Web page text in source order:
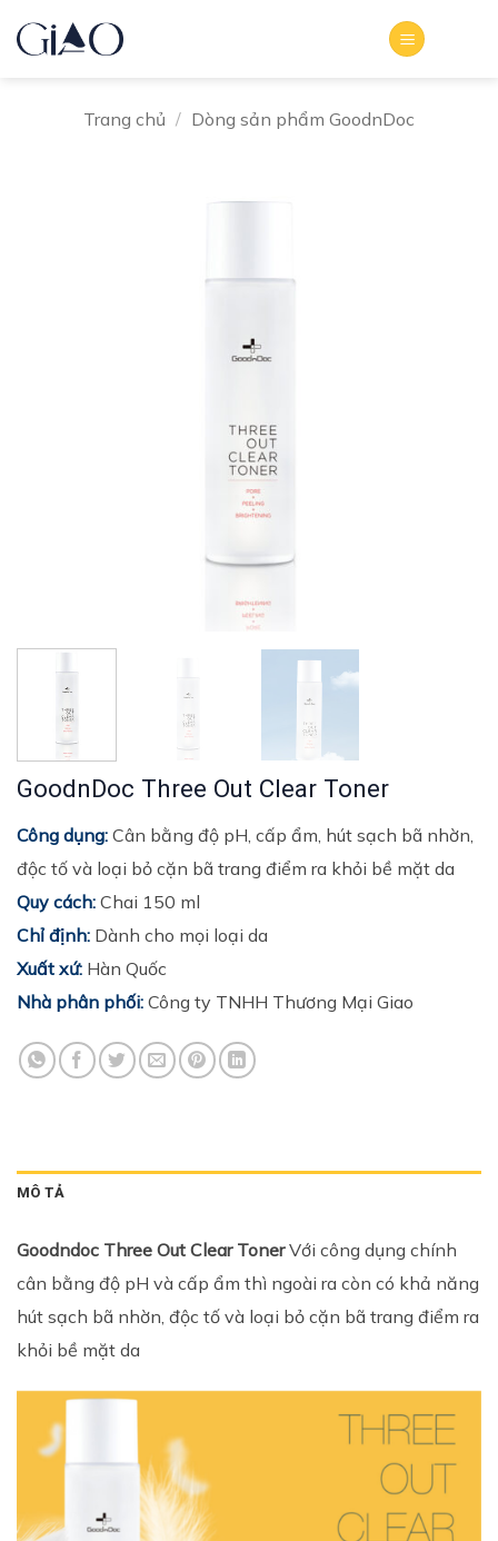
qua
Trang chủ / Dòng sản phẩm GoodnDoc
GoodnDoc Three Out Clear Toner
Công dụng: Cân bằng độ pH, cấp ẩm, hút sạch bã nhờn,
độc tố và loại bỏ cặn bã trang điểm ra khỏi bề mặt da
Quy cách: Chai 150 ml
Chỉ định: Dành cho mọi loại da
Xuất xứ: Hàn Quốc
Nhà phân phối: Công ty TNHH Thương Mại Giao
MÔ TẢ
Goodndoc Three Out Clear TonerVới công dụng chính
cân bằng độ pH và cấp ẩm thì ngoài ra còn có khả năng
hút sạch bã nhờn, độc tố và loại bỏ cặn bã trang điểm ra
khỏi bề mặt da